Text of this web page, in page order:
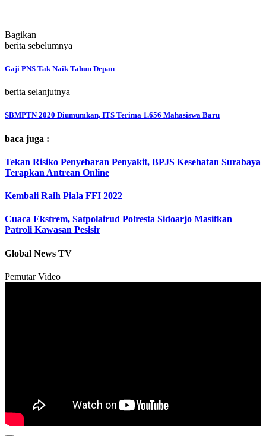
Bagikan
berita sebelumnya
Gaji PNS Tak Naik Tahun Depan
berita selanjutnya
SBMPTN 2020 Diumumkan, ITS Terima 1.656 Mahasiswa Baru
baca juga :
Tekan Risiko Penyebaran Penyakit, BPJS Kesehatan Surabaya
Terapkan Antrean Online
Kembali Raih Piala FFI 2022
Cuaca Ekstrem, Satpolairud Polresta Sidoarjo Masifkan
Patroli Kawasan Pesisir
Global News TV
Pemutar Video